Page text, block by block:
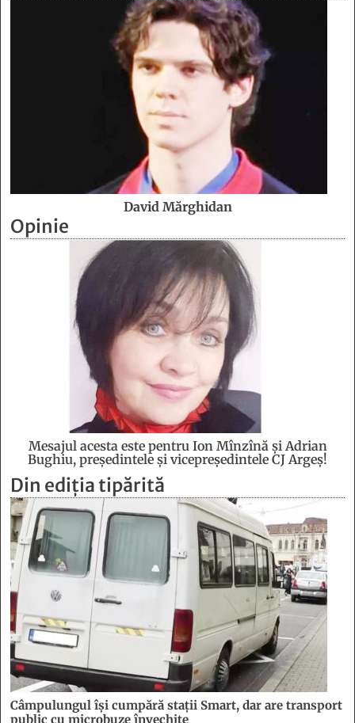
David Mărghidan
Opinie
Mesajul acesta este pentru Ion Mînzînă şi Adrian
Bughiu, preşedintele şi vicepreşedintele CJ Argeş!
Din ediția tipărită
Câmpulungul îşi cumpără staţii Smart, dar are transport
public cu microbuze învechite